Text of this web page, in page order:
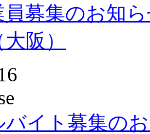
員募集のお知
阪）
バイト募集の